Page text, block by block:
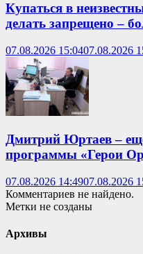
Купаться в
делать запрещено –
07.08.2026 15:0407.08.2026
Дмитрий Юртаев –
программы «Герои
07.08.2026 14:4907.08.2026
Комментариев не найдено.
Метки не созданы
Архивы